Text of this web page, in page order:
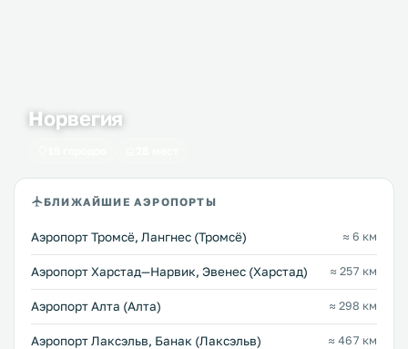
Норвегия
БЛИЖАЙШИЕ АЭРОПОРТЫ
Аэропорт Тромсё, Лангнес (Тромсё) ≈ 6 км
Аэропорт Харстад—Нарвик, Эвенес (Харстад) ≈ 257 км
Аэропорт Алта (Алта) ≈ 298 км
Аэропорт Лаксэльв, Банак (Лаксэльв) ≈ 467 км